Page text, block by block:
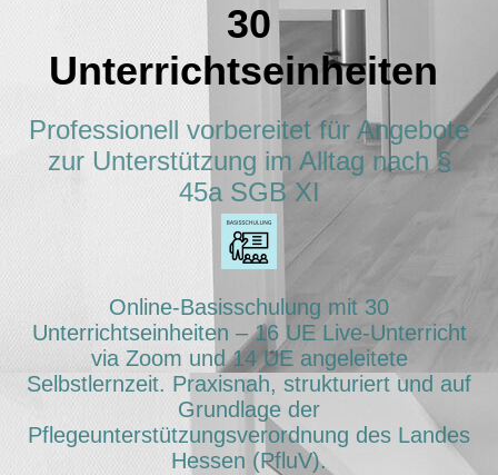
30
Unterrichtseinheiten
Professionell vorbereitet für Angebote
zur Unterstützung im Alltag nach §
45a SGB XI
Online-Basisschulung mit 30
Unterrichtseinheiten – 16 UE Live-Unterricht
via Zoom und 14 UE angeleitete
Selbstlernzeit. Praxisnah, strukturiert und auf
Grundlage der
Pflegeunterstützungsverordnung des Landes
Hessen (PfluV).